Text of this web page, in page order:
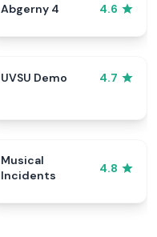
Abgerny 4 4.6
UVSU Demo 4.7
Musical
Incidents
4.8